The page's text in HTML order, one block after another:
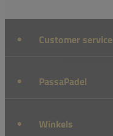
Customer service
PassaPadel
Winkels